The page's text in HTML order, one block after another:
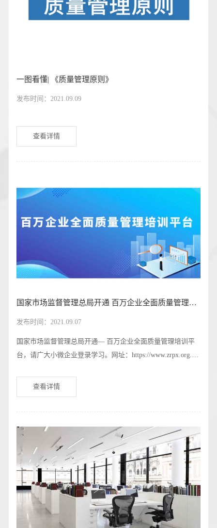
一图看懂| 《质量管理原则》
发布时间：2021.09.09
查看详情
国家市场监督管理总局开通 百万企业全面质量管理培训平台
发布时间：2021.09.07
国家市场监督管理总局开通— 百万企业全面质量管理培训平
台，请广大小微企业登录学习。网址：https://www.zrpx.org.cn/
查看详情